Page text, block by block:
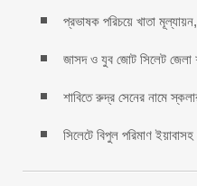
প্রভাষক পরিচয়ে খাতা
জাসদ ও যুব জোট সিলেট জেলা
শাবিতে রুদ্র সেনের নামে
সিলেটে বিপুল পরিমাণ